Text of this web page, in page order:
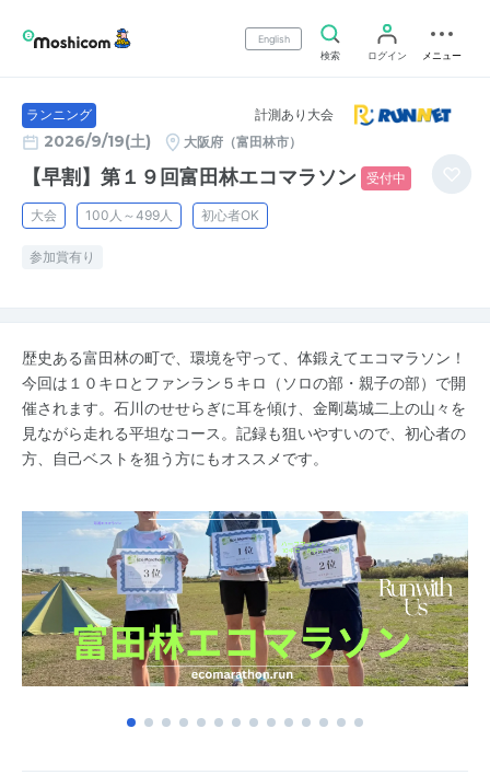
English
検索
ログイン メニュー
ランニング 計測あり大会
2026/9/19(土) 大阪府（富田林市）
【早割】第１９回富田林エコマラソン 受付中
大会 100人～499人 初心者OK
参加賞有り
歴史ある富田林の町で、環境を守って、体鍛えてエコマラソン！
今回は１０キロとファンラン５キロ（ソロの部・親子の部）で開
催されます。石川のせせらぎに耳を傾け、金剛葛城二上の山々を
見ながら走れる平坦なコース。記録も狙いやすいので、初心者の
方、自己ベストを狙う方にもオススメです。